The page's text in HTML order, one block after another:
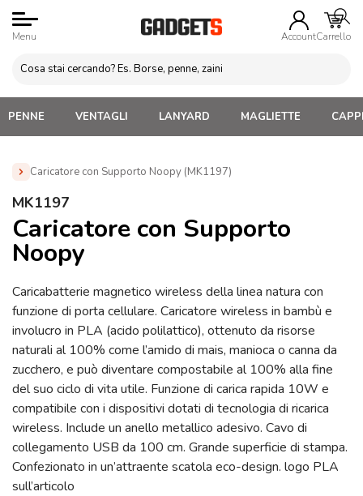
Menu AccountCarrello
PENNE VENTAGLI LANYARD MAGLIETTE
Caricatore con Supporto Noopy (MK1197)
Home »
Noopy (MK1197)
MK1197
Caricatore con Supporto
Noopy
Caricabatterie magnetico wireless della linea natura con
funzione di porta cellulare. Caricatore wireless in bambù e
involucro in PLA (acido polilattico), ottenuto da risorse
naturali al 100% come l’amido di mais, manioca o canna da
zucchero, e può diventare compostabile al 100% alla fine
del suo ciclo di vita utile. Funzione di carica rapida 10W e
compatibile con i dispositivi dotati di tecnologia di ricarica
wireless. Include un anello metallico adesivo. Cavo di
collegamento USB da 100 cm. Grande superficie di stampa.
Confezionato in un’attraente scatola eco-design. logo PLA
sull’articolo